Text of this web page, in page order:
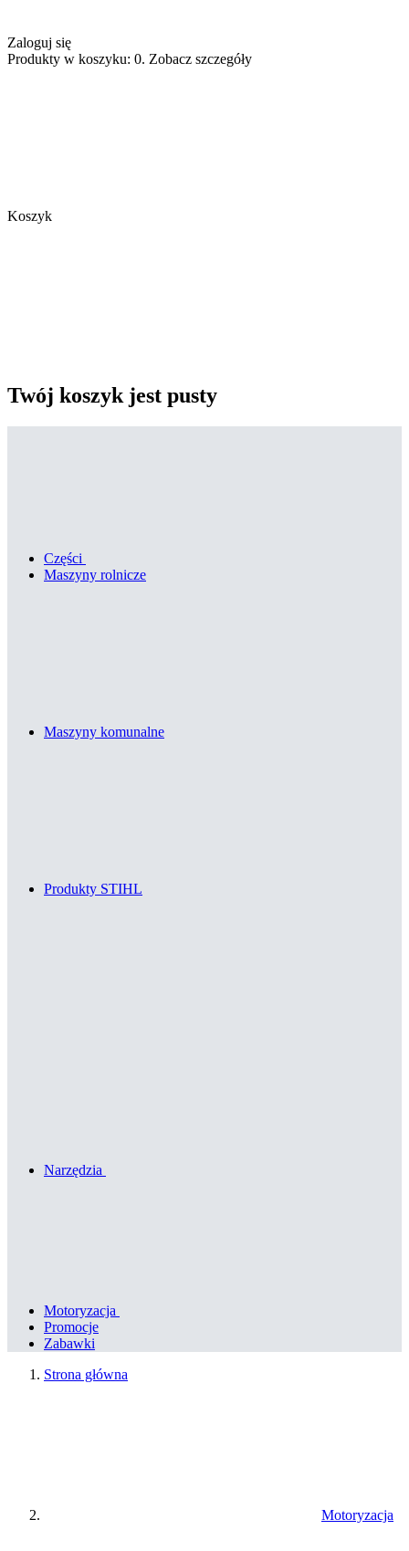
Zaloguj się
Produkty w koszyku: 0. Zobacz szczegóły
Koszyk
Twój koszyk jest pusty
Części
Maszyny rolnicze
Maszyny komunalne
Produkty STIHL
Narzędzia
Motoryzacja
Promocje
Zabawki
Strona główna
Motoryzacja